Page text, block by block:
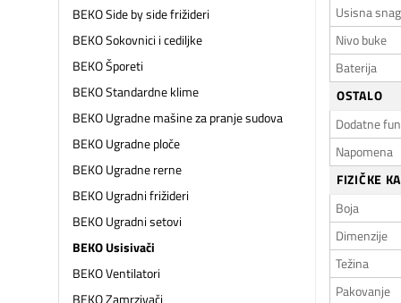
BEKO Side by side frižideri
BEKO Sokovnici i cediljke
BEKO Šporeti
BEKO Standardne klime
BEKO Ugradne mašine za pranje sudova
BEKO Ugradne ploče
BEKO Ugradne rerne
BEKO Ugradni frižideri
BEKO Ugradni setovi
BEKO Usisivači
BEKO Ventilatori
Usisna
Nivo buke
Baterija
OSTALO
Dodatne
Napomena
FIZIČKE
Boja
Dimenzije
Težina
Pakovanje